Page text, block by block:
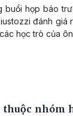
buổi họp báo
đánh giá
học trò của
nhóm